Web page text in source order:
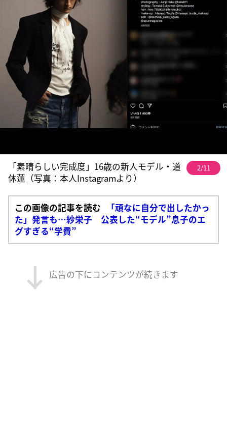
「素晴らしい完成度」16歳の新人モデル・道
休蓮（写真：本人Instagramより）
2/11
この画像の記事を読む
「頑なに自分で出したかっ
た」発言も…紗栄子 公表した“モデル”息子のエ
グすぎる“学費”
広告の下にコンテンツが続きます